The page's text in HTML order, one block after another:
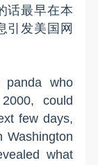
话最早在本
引发美国网
panda who
could
few days,
Washington
what